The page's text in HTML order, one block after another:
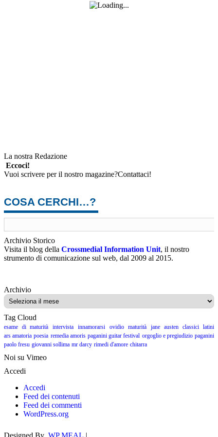
La nostra Redazione
Eccoci!
Vuoi scrivere per il nostro magazine?Contattaci!
COSA CERCHI…?
Archivio Storico
Visita il blog della Crossmedial Information Unit, il nostro
strumento di comunicazione sul web, dal 2009 al 2015.
ArchivioArchivio
Tag Cloud
esame di maturità intervista innamorarsi ovidio maturità jane austen
classici latini
ars amatoria poesia remedia amoris paganini guitar festival orgoglio e pregiudizio paganini
paolo fresu giovanni sollima mr darcy rimedi d'amore chitarra
Noi su Vimeo
Accedi
Accedi
Feed dei contenuti
Feed dei commenti
WordPress.org
Designed By WP MEAL |